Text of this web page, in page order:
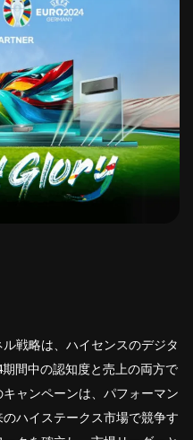
戦略は、ハイセンスのデジタ
間中の認知度と売上の両方で
ャンペーンは、パフォーマン
ハイステークス市場で競争す